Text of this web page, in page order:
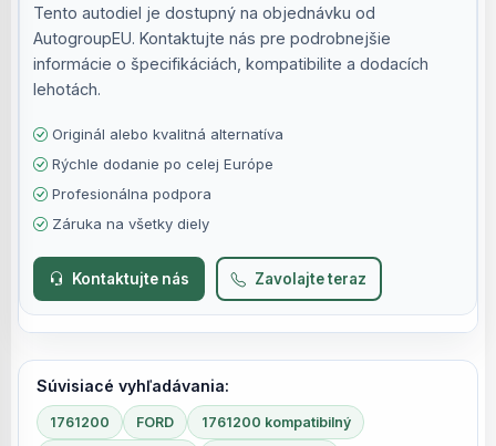
Tento autodiel je dostupný na objednávku od
AutogroupEU. Kontaktujte nás pre podrobnejšie
informácie o špecifikáciách, kompatibilite a dodacích
lehotách.
Originál alebo kvalitná alternatíva
Rýchle dodanie po celej Európe
Profesionálna podpora
Záruka na všetky diely
Kontaktujte nás Zavolajte teraz
Súvisiacé vyhľadávania:
1761200 FORD 1761200 kompatibilný